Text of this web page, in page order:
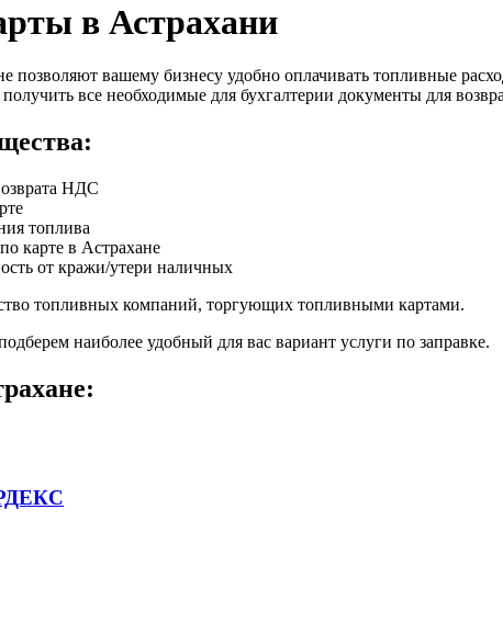
в Астрахани
позволяют вашему бизнесу удобно оплачивать топливные
все необходимые для бухгалтерии документы для
НДС
топлива
карте в Астрахане
от кражи/утери наличных
топливных компаний, торгующих топливными картами.
наиболее удобный для вас вариант услуги по заправке.